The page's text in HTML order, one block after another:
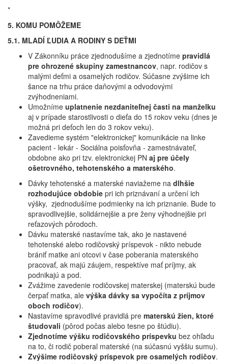
*
5. KOMU POMÔŽEME
5.1. MLADÍ ĽUDIA A RODINY S DEŤMI
V Zákonníku práce zjednodušíme a zjednotíme pravidlá
pre ohrozené skupiny zamestnancov, napr. rodičov s
malými deťmi a osamelých rodičov. Súčasne zvýšime ich
šance na trhu práce daňovými a odvodovými
zvýhodneniami.
Umožníme uplatnenie nezdaniteľnej časti na manželku
aj v prípade starostlivosti o dieťa do 15 rokov veku (dnes je
možná pri deťoch len do 3 rokov veku).
Zavedieme systém "elektronickej" komunikácie na linke
pacient - lekár - Sociálna poisťovňa - zamestnávateľ,
obdobne ako pri tzv. elektronickej PN aj pre účely
ošetrovného, tehotenského a materského.
Dávky tehotenské a materské naviažeme na dlhšie
rozhodujúce obdobie pri ich priznávaní a určení ich
výšky, zjednodušíme podmienky na ich priznanie. Bude to
spravodlivejšie, solidárnejšie a pre ženy výhodnejšie pri
reťazových pôrodoch.
Dávku materské nastavíme tak, ako je nastavené
tehotenské alebo rodičovský príspevok - nikto nebude
brániť matke ani otcovi v čase poberania materského
pracovať, ak majú záujem, respektíve mať príjmy, ak
podnikajú a pod.
Zvážime zavedenie rodičovskej materskej (materskú bude
čerpať matka, ale výška dávky sa vypočíta z príjmov
oboch rodičov).
Nastavíme spravodlivé pravidlá pre materskú žien, ktoré
študovali (pôrod počas alebo tesne po štúdiu).
Zjednotíme výšku rodičovského príspevku bez ohľadu
na to, či rodič poberal materské (na súčasnú vyššiu sumu).
Zvýšime rodičovský príspevok pre osamelých rodičov.